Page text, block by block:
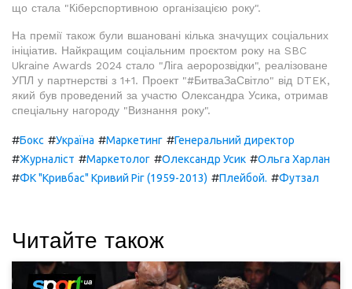
що стала "Кіберспортивною організацією року".
На премії також були вшановані кілька значущих соціальних
ініціатив. Найкращим соціальним проєктом року на SBC
Ukraine Awards 2024 стало "Ліга аеророзвідки", реалізоване
УПЛ у партнерстві з 1+1. Проект "#БитваЗаСвітло" від DTEK,
який був проведений за участю Олександра Усика, отримав
спеціальну нагороду "Визнання року".
#Бокс #Україна #Маркетинг #Генеральний директор
#Журналіст #Маркетолог #Олександр Усик #Ольга Харлан
#ФК "Кривбас" Кривий Ріг (1959-2013) #Плейбой. #Футзал
Читайте також